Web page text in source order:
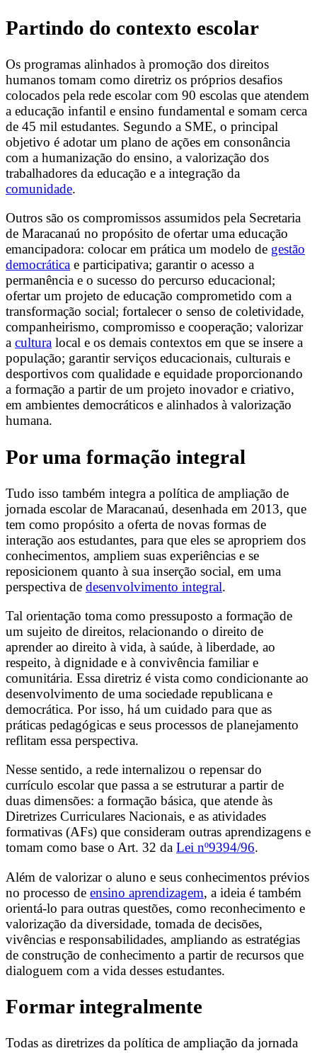
Partindo do contexto escolar
Os programas alinhados à promoção dos direitos
humanos tomam como diretriz os próprios desafios
colocados pela rede escolar com 90 escolas que atendem
a educação infantil e ensino fundamental e somam cerca
de 45 mil estudantes. Segundo a SME, o principal
objetivo é adotar um plano de ações em consonância
com a humanização do ensino, a valorização dos
trabalhadores da educação e a integração da
comunidade.
Outros são os compromissos assumidos pela Secretaria
de Maracanaú no propósito de ofertar uma educação
emancipadora: colocar em prática um modelo de gestão
democrática e participativa; garantir o acesso a
permanência e o sucesso do percurso educacional;
ofertar um projeto de educação comprometido com a
transformação social; fortalecer o senso de coletividade,
companheirismo, compromisso e cooperação; valorizar
a cultura local e os demais contextos em que se insere a
população; garantir serviços educacionais, culturais e
desportivos com qualidade e equidade proporcionando
a formação a partir de um projeto inovador e criativo,
em ambientes democráticos e alinhados à valorização
humana.
Por uma formação integral
Tudo isso também integra a política de ampliação de
jornada escolar de Maracanaú, desenhada em 2013, que
tem como propósito a oferta de novas formas de
interação aos estudantes, para que eles se apropriem dos
conhecimentos, ampliem suas experiências e se
reposicionem quanto à sua inserção social, em uma
perspectiva de desenvolvimento integral.
Tal orientação toma como pressuposto a formação de
um sujeito de direitos, relacionando o direito de
aprender ao direito à vida, à saúde, à liberdade, ao
respeito, à dignidade e à convivência familiar e
comunitária. Essa diretriz é vista como condicionante ao
desenvolvimento de uma sociedade republicana e
democrática. Por isso, há um cuidado para que as
práticas pedagógicas e seus processos de planejamento
reflitam essa perspectiva.
Nesse sentido, a rede internalizou o repensar do
currículo escolar que passa a se estruturar a partir de
duas dimensões: a formação básica, que atende às
Diretrizes Curriculares Nacionais, e as atividades
formativas (AFs) que consideram outras aprendizagens e
tomam como base o Art. 32 da Lei nº9394/96.
Além de valorizar o aluno e seus conhecimentos prévios
no processo de ensino aprendizagem, a ideia é também
orientá-lo para outras questões, como reconhecimento e
valorização da diversidade, tomada de decisões,
vivências e responsabilidades, ampliando as estratégias
de construção de conhecimento a partir de recursos que
dialoguem com a vida desses estudantes.
Formar integralmente
Todas as diretrizes da política de ampliação da jornada